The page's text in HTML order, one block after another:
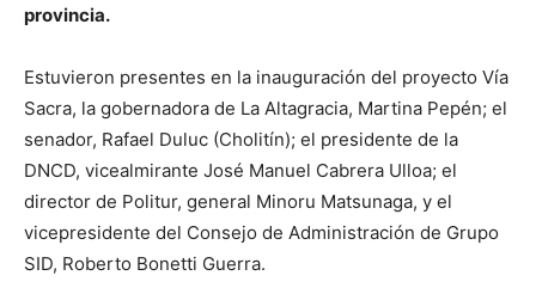
provincia.
Estuvieron presentes en la inauguración del proyecto Vía
Sacra, la gobernadora de La Altagracia, Martina Pepén; el
senador, Rafael Duluc (Cholitín); el presidente de la
DNCD, vicealmirante José Manuel Cabrera Ulloa; el
director de Politur, general Minoru Matsunaga, y el
vicepresidente del Consejo de Administración de Grupo
SID, Roberto Bonetti Guerra.